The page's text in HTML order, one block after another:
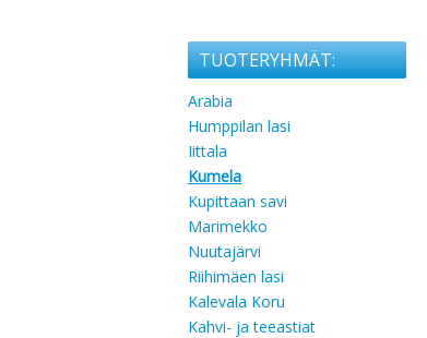
TUOTERYHMÄT:
Arabia
Humppilan lasi
Iittala
Kumela
Kupittaan savi
Marimekko
Nuutajärvi
Riihimäen lasi
Kalevala Koru
Kahvi- ja teeastiat